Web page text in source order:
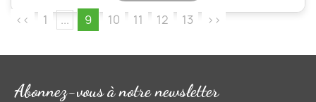
<< 1 ... 9 10 11 12 13 >>
Abonnez-vous à notre newsletter